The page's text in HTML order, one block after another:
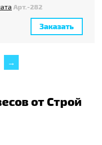
Арт.-282
Заказать
→
от Строй